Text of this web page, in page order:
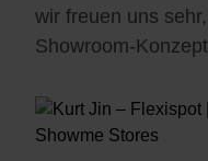
wir freuen uns
Showroom-